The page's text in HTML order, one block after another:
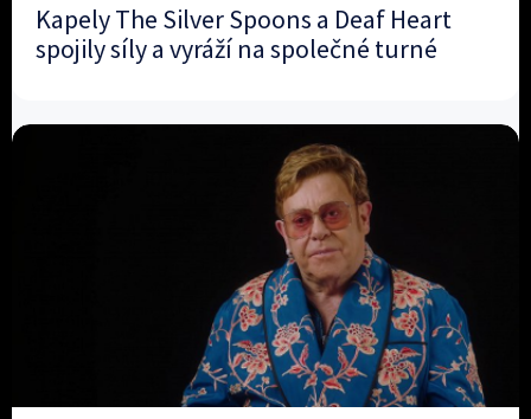
Kapely The Silver Spoons a Deaf Heart
spojily síly a vyráží na společné turné